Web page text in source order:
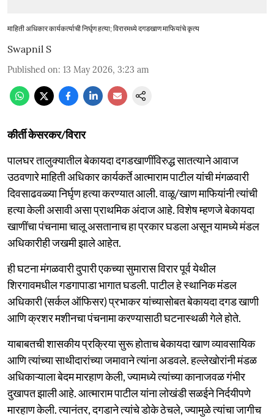
माहिती अधिकार कार्यकर्त्याची निर्घृण हत्या; विरारमध्ये दगडखाण माफियांचे कृत्य
Swapnil S
Published on: 13 May 2026, 3:23 am
कीर्ती केसरकर/विरार
पालघर तालुक्यातील बेकायदा दगडखाणींविरुद्ध सातत्याने आवाज
उठवणारे माहिती अधिकार कार्यकर्ते आत्माराम पाटील यांची मंगळवारी
दिवसाढवळ्या निर्घृण हत्या करण्यात आली. वाळू/खाण माफियांनी त्यांची
हत्या केली असावी असा प्राथमिक अंदाज आहे. विशेष म्हणजे बेकायदा
खाणींचा पंचनामा चालू असतानाच हा प्रकार घडला असून यामध्ये मंडल
अधिकारीही जखमी झाले आहेत.
ही घटना मंगळवारी दुपारी एकच्या सुमारास विरार पूर्व येथील
शिरगावमधील गडगापाडा भागात घडली. पाटील हे स्थानिक मंडल
अधिकारी (सर्कल ऑफिसर) प्रभाकर यांच्यासोबत बेकायदा दगड खाणी
आणि क्रशर मशीनचा पंचनामा करण्यासाठी घटनास्थळी गेले होते.
याबाबतची शासकीय प्रक्रिया सुरू होताच बेकायदा खाण व्यावसायिक
आणि त्यांच्या साथीदारांच्या जमावाने त्यांना अडवले. हल्लेखोरांनी मंडळ
अधिकाऱ्याला बेदम मारहाण केली, ज्यामध्ये त्यांच्या कानाजवळ गंभीर
दुखापत झाली आहे. आत्माराम पाटील यांना लोखंडी सळईने निर्दयीपणे
मारहाण केली. त्यानंतर, दगडाने त्यांचे डोके ठेचले, ज्यामुळे त्यांचा जागीच